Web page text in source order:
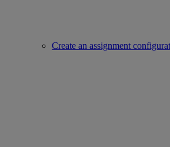
Create an assignment